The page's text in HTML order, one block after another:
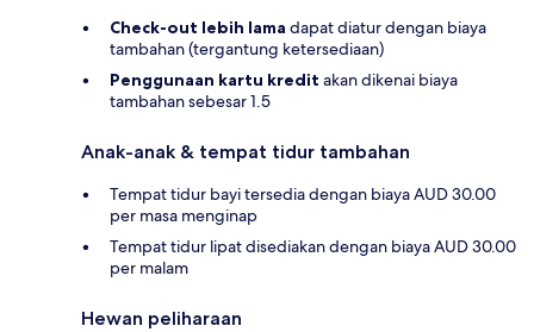
Check-out lebih lama dapat diatur dengan biaya
tambahan (tergantung ketersediaan)
Penggunaan kartu kredit akan dikenai biaya
tambahan sebesar 1.5
Anak-anak & tempat tidur tambahan
Tempat tidur bayi tersedia dengan biaya AUD 30.00
per masa menginap
Tempat tidur lipat disediakan dengan biaya AUD 30.00
per malam
Hewan peliharaan